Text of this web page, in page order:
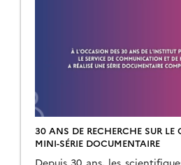
30 ANS DE RECHERCHE SUR LE
MINI-SÉRIE DOCUMENTAIRE
Depuis 30 ans, les